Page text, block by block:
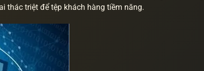
thác triệt để tệp khách hàng tiềm năng.